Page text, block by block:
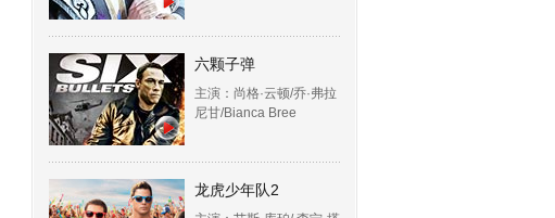
六颗子弹
主演：尚格·云顿/乔·弗拉
尼甘/Bianca Bree
龙虎少年队2